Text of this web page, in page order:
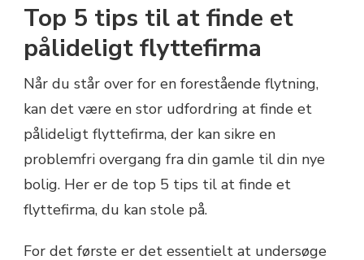
Top 5 tips til at finde et
pålideligt flyttefirma
Når du står over for en forestående flytning,
kan det være en stor udfordring at finde et
pålideligt flyttefirma, der kan sikre en
problemfri overgang fra din gamle til din nye
bolig. Her er de top 5 tips til at finde et
flyttefirma, du kan stole på.
For det første er det essentielt at undersøge